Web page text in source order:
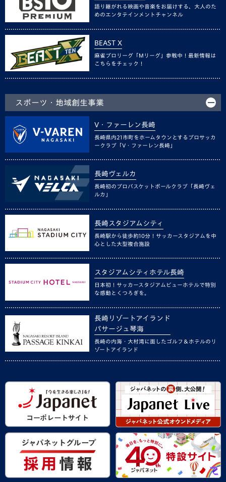
語り継がれる映画や音楽をお届けする、大人のた
めのエンタテインメントチャンネル
BEAST X
麻雀プロリーグ「Mリーグ」参戦中！最新情報は
こちらをチェック！
スポーツ・地域創生事業
V・ファーレン長崎
長崎県内21市町をホームタウンとするプロサッカ
ークラブ「V・ファーレン長崎」
長崎ヴェルカ
長崎初のプロバスケットボールクラブ「長崎ヴェ
ルカ」
長崎スタジアムシティ
長崎駅から徒歩約10分！サッカースタジアムを中
心とした大型複合施設
スタジアムシティホテル長崎
日本初！サッカースタジアムビューホテルで特別
な感動とくつろぎを。
長崎リゾートアイランド
パサージュ琴海
長崎の内海・大村湾に面したゴルフ＆ホテルのリ
ゾートアイランド